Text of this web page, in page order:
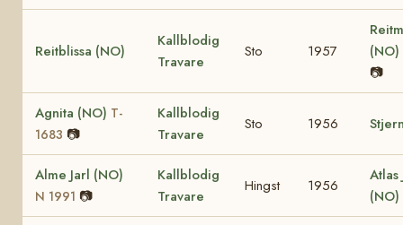
Reitblissa (NO)
Kallblodig
Travare
Sto 1957
(NO)
📷
Agnita (NO) T-
1683 📷
Kallblodig
Travare
Sto 1956
Alme Jarl (NO)
N 1991 📷
Kallblodig
Travare
Hingst 1956
Atlas
(NO)